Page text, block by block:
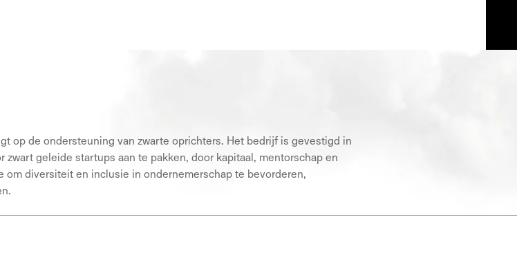
op de ondersteuning van zwarte oprichters. Het bedrijf is gevestigd in
geleide startups aan te pakken, door kapitaal, mentorschap en
diversiteit en inclusie in ondernemerschap te bevorderen,